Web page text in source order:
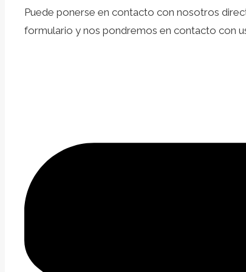
Puede ponerse en contacto con nosotros
formulario y nos pondremos en contacto con